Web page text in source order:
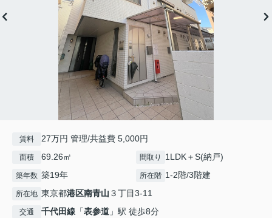
賃料 27万円 管理/共益費 5,000円
面積 69.26㎡ 間取り 1LDK＋S(納戸)
築年数 築19年 所在階 1-2階/3階建
所在地 東京都港区南青山 ３丁目3-11
交通 千代田線 「表参道 」駅 徒歩8分